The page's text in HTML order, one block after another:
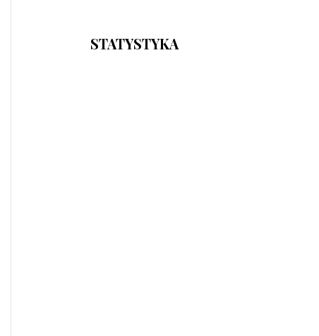
STATYSTYKA